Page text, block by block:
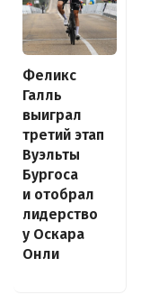
Феликс
Галль
выиграл
третий этап
Вуэльты
Бургоса
и отобрал
лидерство
у Оскара
Онли